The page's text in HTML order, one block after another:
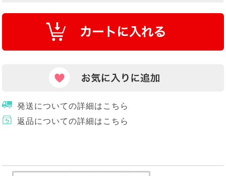
発送についての詳細はこちら
返品についての詳細はこちら